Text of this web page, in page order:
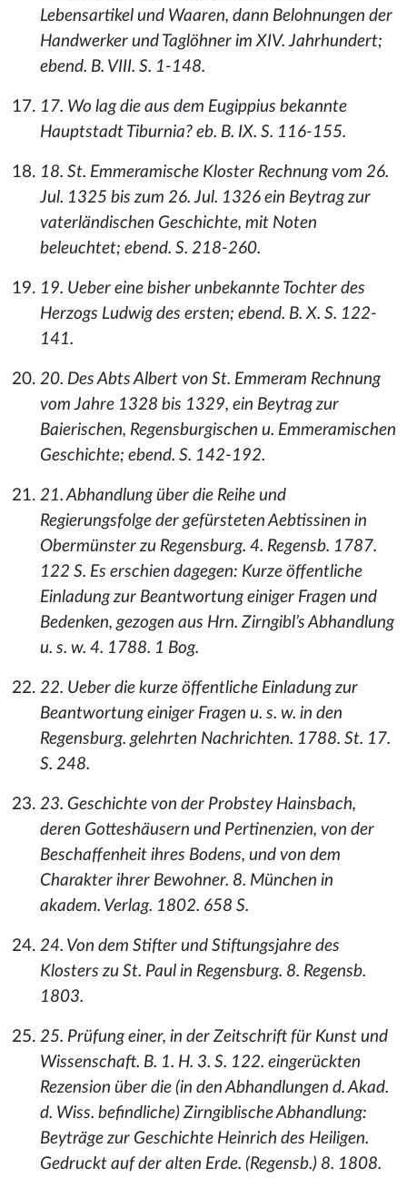
Lebensartikel und Waaren, dann Belohnungen der
Handwerker und Taglöhner im XIV. Jahrhundert;
ebend. B. VIII. S. 1-148.
17. Wo lag die aus dem Eugippius bekannte
Hauptstadt Tiburnia? eb. B. IX. S. 116-155.
18. St. Emmeramische Kloster Rechnung vom 26.
Jul. 1325 bis zum 26. Jul. 1326 ein Beytrag zur
vaterländischen Geschichte, mit Noten
beleuchtet; ebend. S. 218-260.
19. Ueber eine bisher unbekannte Tochter des
Herzogs Ludwig des ersten; ebend. B. X. S. 122-
141.
20. Des Abts Albert von St. Emmeram Rechnung
vom Jahre 1328 bis 1329, ein Beytrag zur
Baierischen, Regensburgischen u. Emmeramischen
Geschichte; ebend. S. 142-192.
21. Abhandlung über die Reihe und
Regierungsfolge der gefürsteten Aebtissinen in
Obermünster zu Regensburg. 4. Regensb. 1787.
122 S. Es erschien dagegen: Kurze öffentliche
Einladung zur Beantwortung einiger Fragen und
Bedenken, gezogen aus Hrn. Zirngibl’s Abhandlung
u. s. w. 4. 1788. 1 Bog.
22. Ueber die kurze öffentliche Einladung zur
Beantwortung einiger Fragen u. s. w. in den
Regensburg. gelehrten Nachrichten. 1788. St. 17.
S. 248.
23. Geschichte von der Probstey Hainsbach,
deren Gotteshäusern und Pertinenzien, von der
Beschaffenheit ihres Bodens, und von dem
Charakter ihrer Bewohner. 8. München in
akadem. Verlag. 1802. 658 S.
24. Von dem Stifter und Stiftungsjahre des
Klosters zu St. Paul in Regensburg. 8. Regensb.
1803.
25. Prüfung einer, in der Zeitschrift für Kunst und
Wissenschaft. B. 1. H. 3. S. 122. eingerückten
Rezension über die (in den Abhandlungen d. Akad.
d. Wiss. befindliche) Zirngiblische Abhandlung:
Beyträge zur Geschichte Heinrich des Heiligen.
Gedruckt auf der alten Erde. (Regensb.) 8. 1808.